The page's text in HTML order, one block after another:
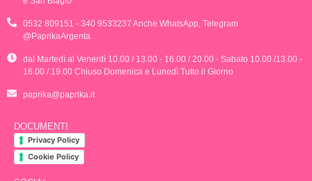
0532 809151 - 340 9533237 Anche WhatsApp, Telegram
@PaprikaArgenta
dal Martedì al Venerdì 10.00 / 13.00 - 16.00 / 20.00 - Sabato 10.00 /13.00 -
16.00 / 19.00 Chiuso Domenica e Lunedì Tutto il Giorno
paprika@paprika.it
DOCUMENTI
Privacy Policy
Cookie Policy